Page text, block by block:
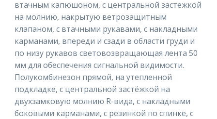
втачным капюшоном, с центральной застежкой
на молнию, накрытую ветрозащитным
клапаном, с втачными рукавами, с накладными
карманами, впереди и сзади в области груди и
по низу рукавов световозвращающая лента 50
мм для обеспечения сигнальной видимости.
Полукомбинезон прямой, на утепленной
подкладке, с центральной застёжкой на
двухзамковую молнию R-вида, с накладными
боковыми карманами, с резинкой по спинке, с